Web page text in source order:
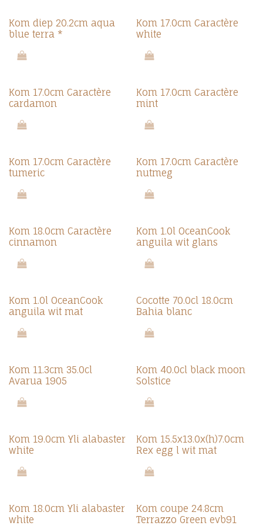
Kom diep 20.2cm aqua
blue terra *
Kom 17.0cm Caractère
white
Kom 17.0cm Caractère
cardamon
Kom 17.0cm Caractère
mint
Kom 17.0cm Caractère
tumeric
Kom 17.0cm Caractère
nutmeg
Kom 18.0cm Caractère
cinnamon
Kom 1.0l OceanCook
anguila wit glans
Kom 1.0l OceanCook
anguila wit mat
Cocotte 70.0cl 18.0cm
Bahia blanc
Kom 11.3cm 35.0cl
Avarua 1905
Kom 40.0cl black moon
Solstice
Kom 19.0cm Yli alabaster
white
Kom 15.5x13.0x(h)7.0cm
Rex egg l wit mat
Kom 18.0cm Yli alabaster
white
Kom coupe 24.8cm
Terrazzo Green evb91